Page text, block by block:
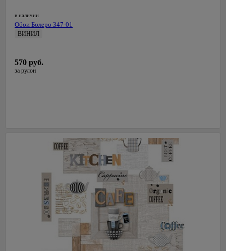
в наличии
Обои Болеро 347-01
ВИНИЛ
570 руб.
за рулон